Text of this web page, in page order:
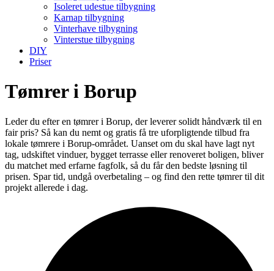
Isoleret udestue tilbygning
Karnap tilbygning
Vinterhave tilbygning
Vinterstue tilbygning
DIY
Priser
Tømrer i Borup
Leder du efter en tømrer i Borup, der leverer solidt håndværk til en
fair pris? Så kan du nemt og gratis få tre uforpligtende tilbud fra
lokale tømrere i Borup-området. Uanset om du skal have lagt nyt
tag, udskiftet vinduer, bygget terrasse eller renoveret boligen, bliver
du matchet med erfarne fagfolk, så du får den bedste løsning til
prisen. Spar tid, undgå overbetaling – og find den rette tømrer til dit
projekt allerede i dag.